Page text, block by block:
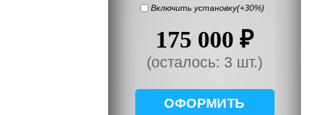
Включить установку(+30%)
175 000 ₽
(осталось: 3 шт.)
ОФОРМИТЬ